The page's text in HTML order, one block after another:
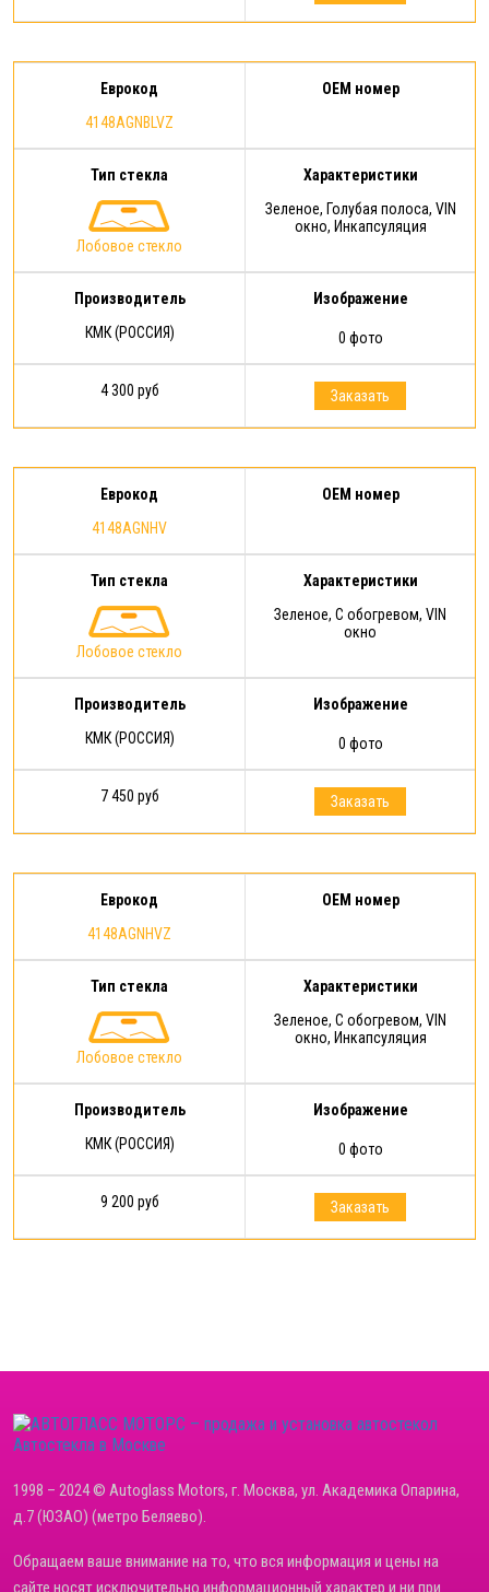
Еврокод
4148AGNBLVZ
OEM номер
Тип стекла
Лобовое стекло
Характеристики
Зеленое, Голубая полоса, VIN
окно, Инкапсуляция
Производитель
КМК (РОССИЯ)
Изображение
0 фото
4 300 руб Заказать
Еврокод
4148AGNHV
OEM номер
Тип стекла
Лобовое стекло
Характеристики
Зеленое, С обогревом, VIN
окно
Производитель
КМК (РОССИЯ)
Изображение
0 фото
7 450 руб Заказать
Еврокод
4148AGNHVZ
OEM номер
Тип стекла
Лобовое стекло
Характеристики
Зеленое, С обогревом, VIN
окно, Инкапсуляция
Производитель
КМК (РОССИЯ)
Изображение
0 фото
9 200 руб Заказать
Автостекла в Москве
1998 – 2024 © Autoglass Motors, г. Москва, ул. Академика Опарина,
д.7 (ЮЗАО) (метро Беляево).
Обращаем ваше внимание на то, что вся информация и цены на
сайте носят исключительно информационный характер и ни при